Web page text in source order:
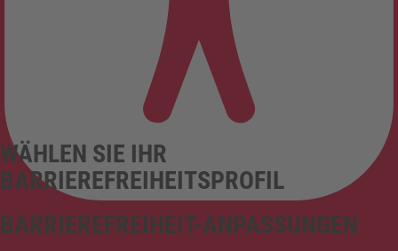
BARRIEREFREIHEIT-ANPASSUNGEN
WÄHLEN SIE IHR
BARRIEREFREIHEITSPROFIL